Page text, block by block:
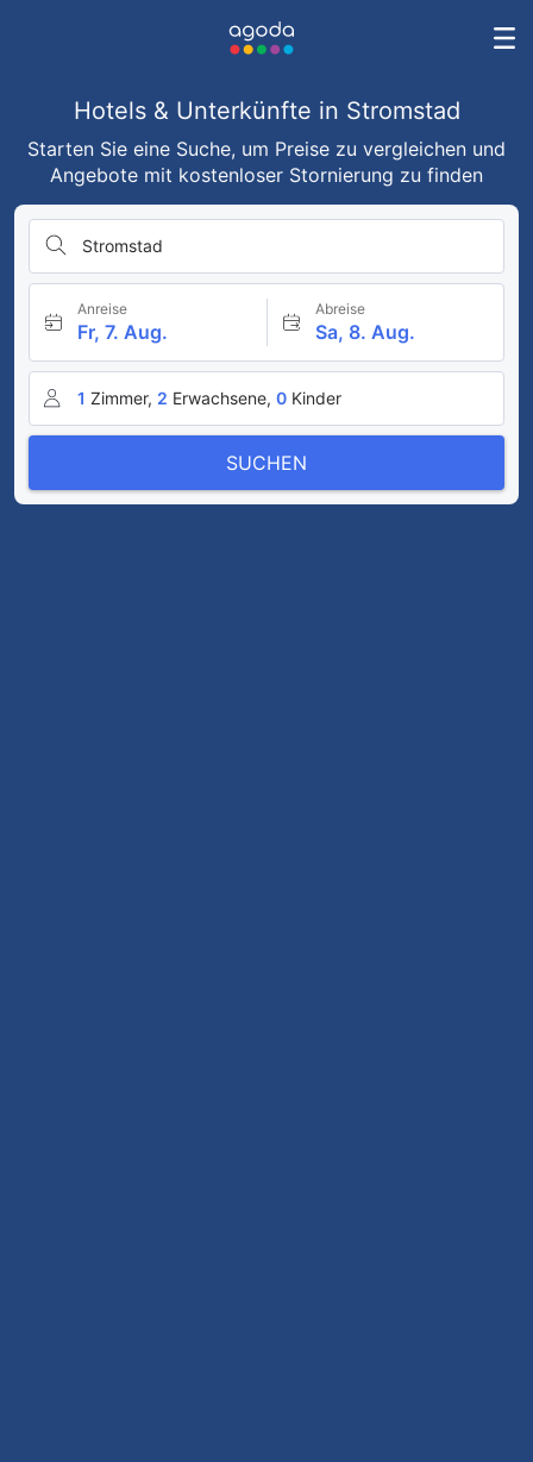
Hotels & Unterkünfte in Stromstad
Starten Sie eine Suche, um Preise zu vergleichen und
Angebote mit kostenloser Stornierung zu finden
Stromstad
Anreise
Fr, 7. Aug.
Abreise
Sa, 8. Aug.
1 Zimmer, 2 Erwachsene, 0 Kinder
SUCHEN